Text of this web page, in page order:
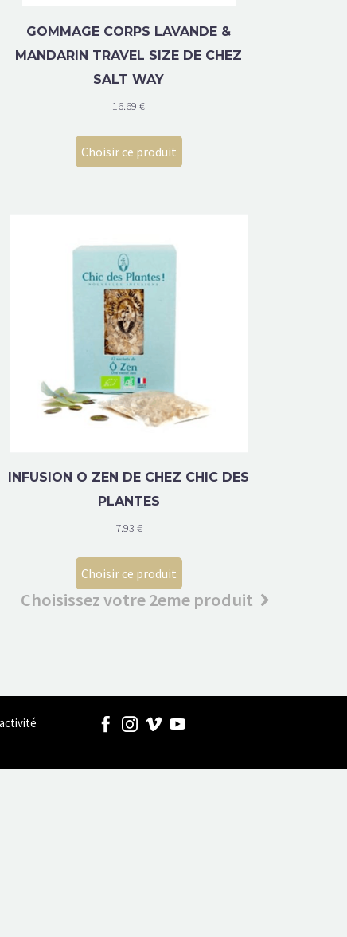
GOMMAGE CORPS LAVANDE &
MANDARIN TRAVEL SIZE DE CHEZ
SALT WAY
16.69€
Choisir ce produit
INFUSION O ZEN DE CHEZ CHIC DES
PLANTES
7.93 €
Choisir ce produit
Choisissez votre 2eme produit